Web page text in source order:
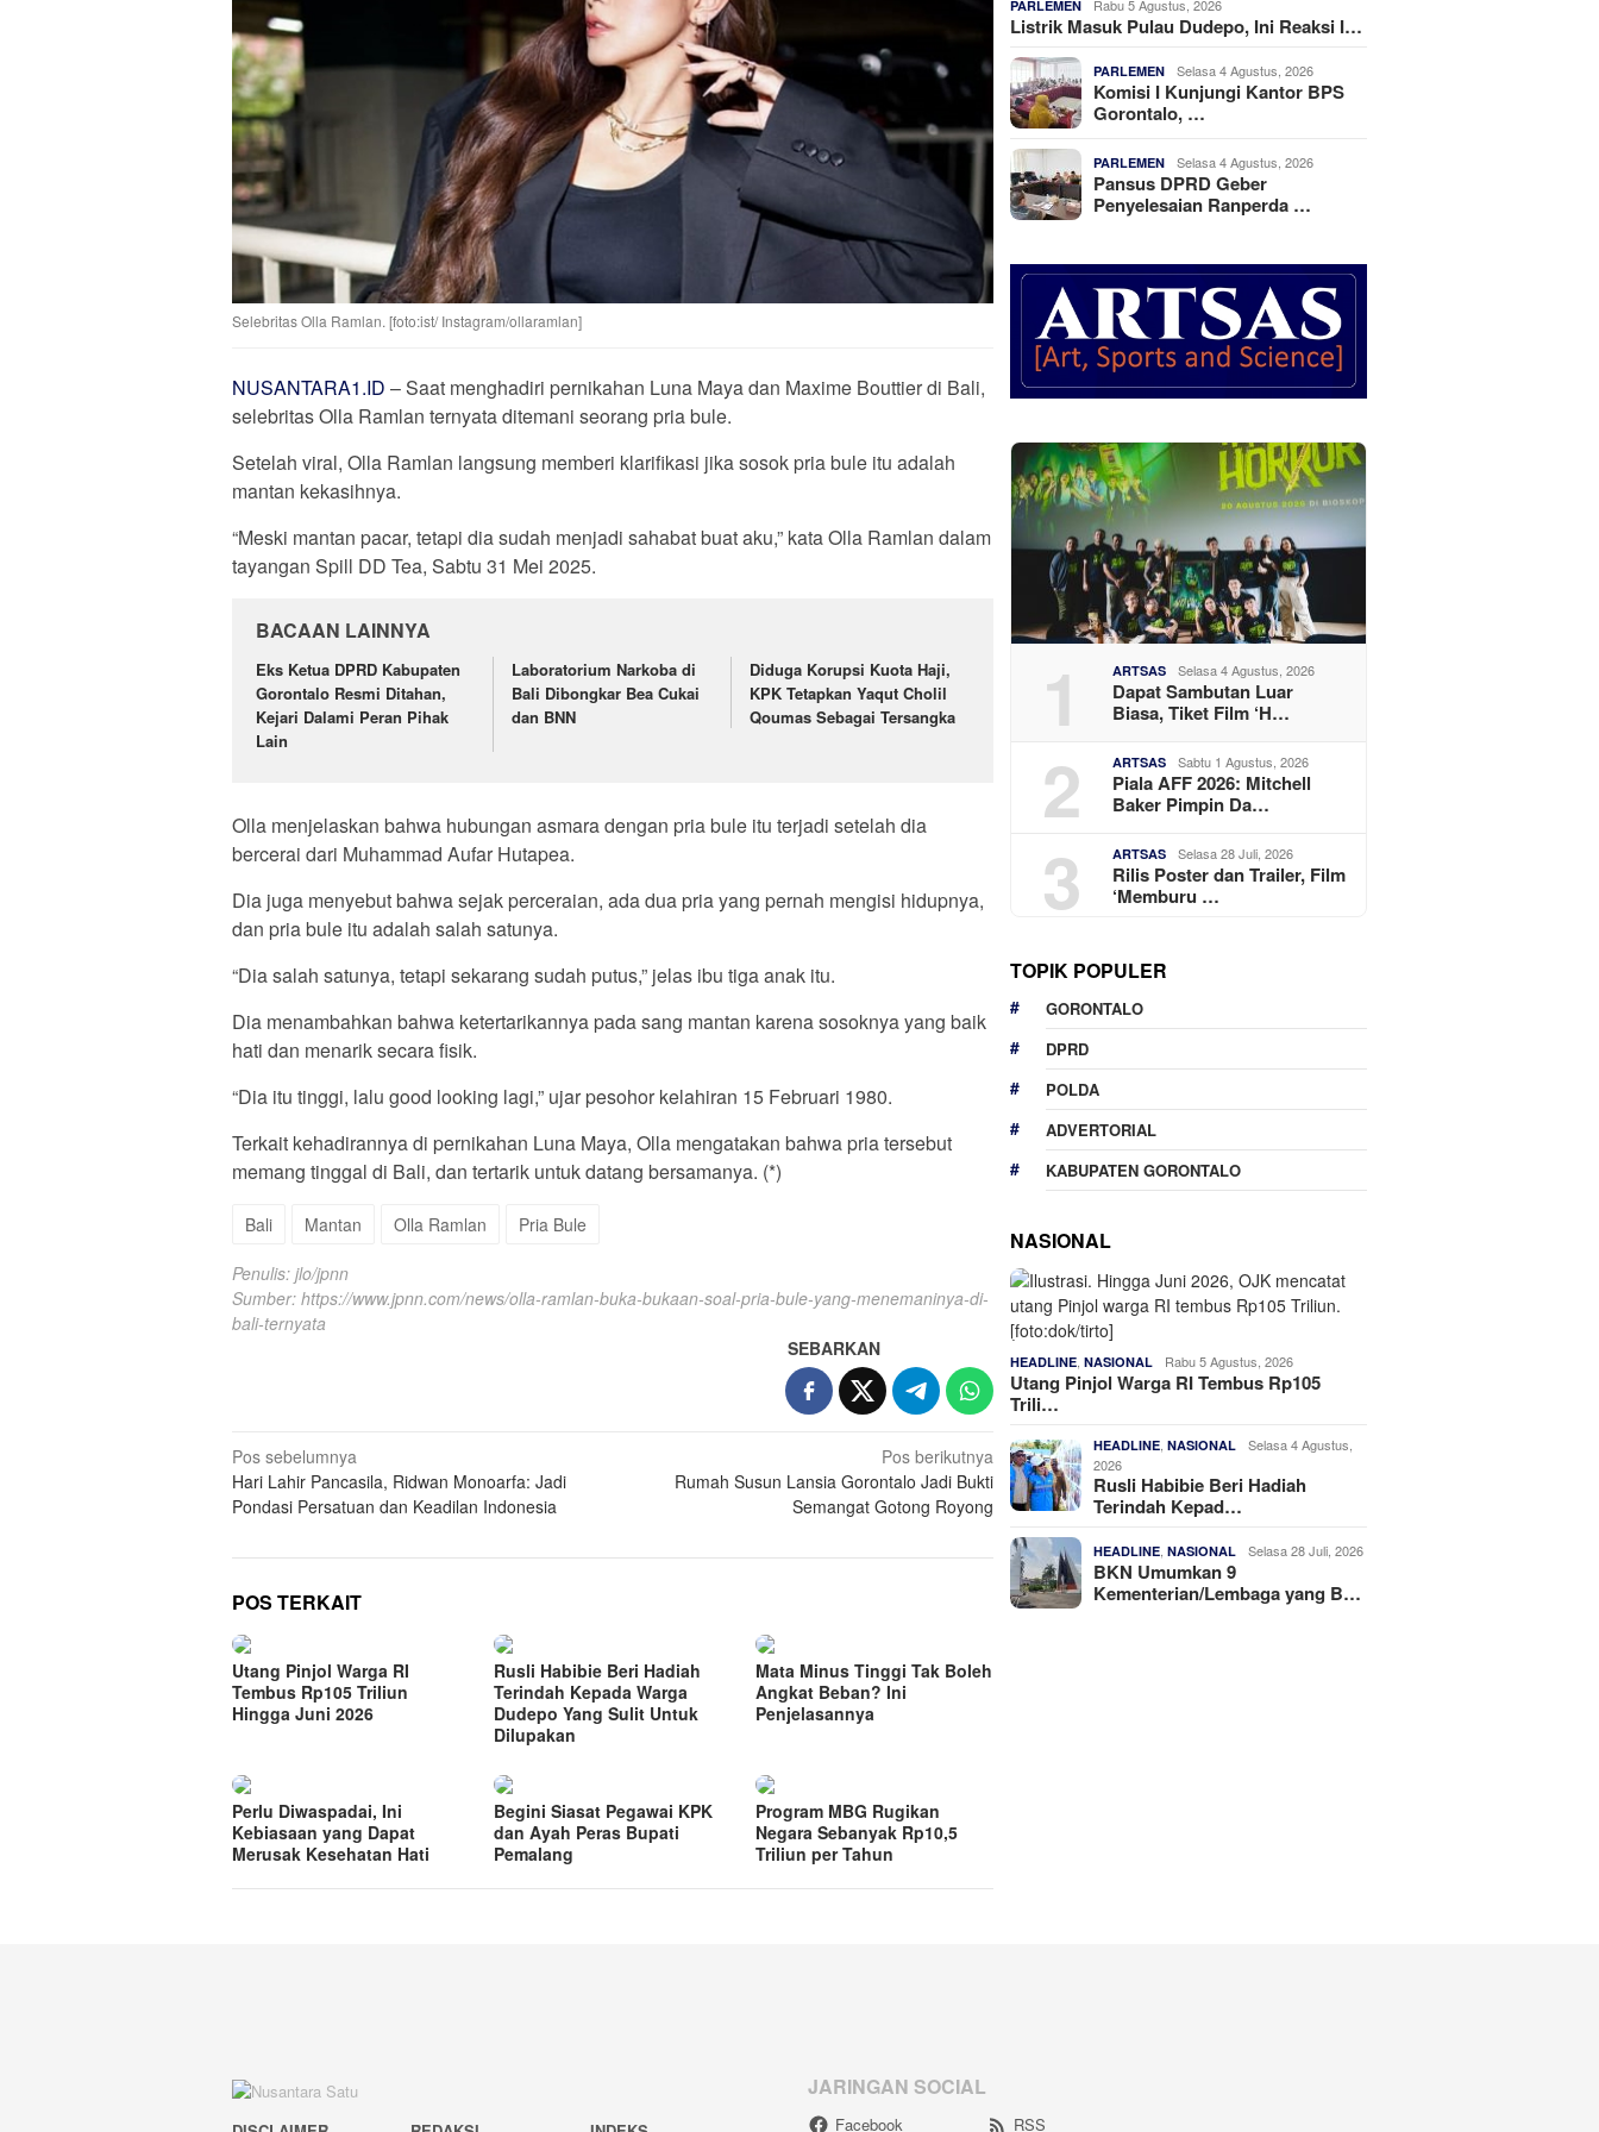
Selebritas Olla Ramlan. [foto:ist/ Instagram/ollaramlan]
NUSANTARA1.ID – Saat menghadiri pernikahan Luna Maya dan Maxime Bouttier di Bali,
selebritas Olla Ramlan ternyata ditemani seorang pria bule.
Setelah viral, Olla Ramlan langsung memberi klarifikasi jika sosok pria bule itu adalah
mantan kekasihnya.
“Meski mantan pacar, tetapi dia sudah menjadi sahabat buat aku,” kata Olla Ramlan dalam
tayangan Spill DD Tea, Sabtu 31 Mei 2025.
BACAAN LAINNYA
Eks Ketua DPRD Kabupaten
Gorontalo Resmi Ditahan,
Kejari Dalami Peran Pihak
Lain
Laboratorium Narkoba di
Bali Dibongkar Bea Cukai
dan BNN
Diduga Korupsi Kuota Haji,
KPK Tetapkan Yaqut Cholil
Qoumas Sebagai Tersangka
Olla menjelaskan bahwa hubungan asmara dengan pria bule itu terjadi setelah dia
bercerai dari Muhammad Aufar Hutapea.
Dia juga menyebut bahwa sejak perceraian, ada dua pria yang pernah mengisi hidupnya,
dan pria bule itu adalah salah satunya.
“Dia salah satunya, tetapi sekarang sudah putus,” jelas ibu tiga anak itu.
Dia menambahkan bahwa ketertarikannya pada sang mantan karena sosoknya yang baik
hati dan menarik secara fisik.
“Dia itu tinggi, lalu good looking lagi,” ujar pesohor kelahiran 15 Februari 1980.
Terkait kehadirannya di pernikahan Luna Maya, Olla mengatakan bahwa pria tersebut
memang tinggal di Bali, dan tertarik untuk datang bersamanya. (*)
Bali Mantan Olla Ramlan Pria Bule
Penulis: jlo/jpnn
Sumber: https://www.jpnn.com/news/olla-ramlan-buka-bukaan-soal-pria-bule-yang-menemaninya-di-
bali-ternyata
SEBARKAN
Navigasi
pos
Pos sebelumnya
Hari Lahir Pancasila, Ridwan Monoarfa: Jadi
Pondasi Persatuan dan Keadilan Indonesia
Pos berikutnya
Rumah Susun Lansia Gorontalo Jadi Bukti
Semangat Gotong Royong
POS TERKAIT
Utang Pinjol Warga RI
Tembus Rp105 Triliun
Hingga Juni 2026
Rusli Habibie Beri Hadiah
Terindah Kepada Warga
Dudepo Yang Sulit Untuk
Dilupakan
Mata Minus Tinggi Tak Boleh
Angkat Beban? Ini
Penjelasannya
Perlu Diwaspadai, Ini
Kebiasaan yang Dapat
Merusak Kesehatan Hati
Begini Siasat Pegawai KPK
dan Ayah Peras Bupati
Pemalang
Program MBG Rugikan
Negara Sebanyak Rp10,5
Triliun per Tahun
PARLEMEN Rabu 5 Agustus, 2026
Listrik Masuk Pulau Dudepo, Ini Reaksi I…
PARLEMEN Selasa 4 Agustus, 2026
Komisi I Kunjungi Kantor BPS
Gorontalo, …
PARLEMEN Selasa 4 Agustus, 2026
Pansus DPRD Geber
Penyelesaian Ranperda …
1 ARTSAS Selasa 4 Agustus, 2026
Dapat Sambutan Luar
Biasa, Tiket Film ‘H…
2 ARTSAS Sabtu 1 Agustus, 2026
Piala AFF 2026: Mitchell
Baker Pimpin Da…
3 ARTSAS Selasa 28 Juli, 2026
Rilis Poster dan Trailer, Film
‘Memburu …
TOPIK POPULER
GORONTALO
DPRD
POLDA
ADVERTORIAL
KABUPATEN GORONTALO
NASIONAL
HEADLINE,NASIONAL Rabu 5 Agustus, 2026
Utang Pinjol Warga RI Tembus Rp105
Trili…
HEADLINE,NASIONAL
Selasa 4 Agustus,
2026
Rusli Habibie Beri Hadiah
Terindah Kepad…
HEADLINE,NASIONAL Selasa 28 Juli, 2026
BKN Umumkan 9
Kementerian/Lembaga yang B…
JARINGAN SOCIAL
Facebook RSS